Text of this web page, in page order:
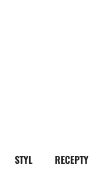
STYL RECEPTY